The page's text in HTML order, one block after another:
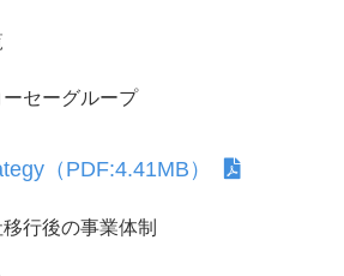
セーグループ
（PDF:4.41MB）
行後の事業体制